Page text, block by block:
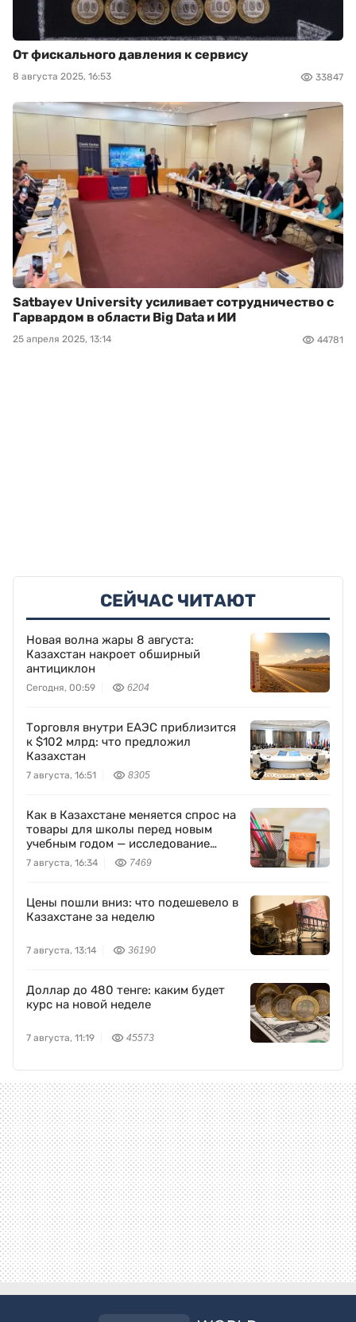
От фискального давления к сервису
8 августа 2025, 16:53 33847
Satbayev University усиливает сотрудничество с
Гарвардом в области Big Data и ИИ
25 апреля 2025, 13:14 44781
СЕЙЧАС ЧИТАЮТ
Новая волна жары 8 августа:
Казахстан накроет обширный
антициклон
Сегодня, 00:59 6204
Торговля внутри ЕАЭС приблизится
к $102 млрд: что предложил
Казахстан
7 августа, 16:51 8305
Как в Казахстане меняется спрос на
товары для школы перед новым
учебным годом — исследование
Yandex Ads
7 августа, 16:34 7469
Цены пошли вниз: что подешевело в
Казахстане за неделю
7 августа, 13:14 36190
Доллар до 480 тенге: каким будет
курс на новой неделе
7 августа, 11:19 45573